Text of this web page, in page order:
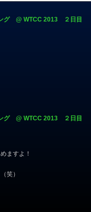
グ @ WTCC 2013 ２日目
グ @ WTCC 2013 ２日目
ますよ！
笑）